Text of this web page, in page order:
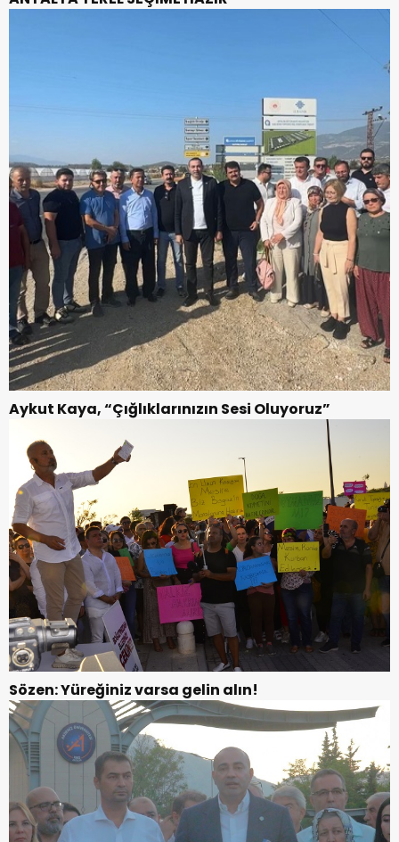
Aykut Kaya, “Çığlıklarınızın Sesi Oluyoruz”
Sözen: Yüreğiniz varsa gelin alın!